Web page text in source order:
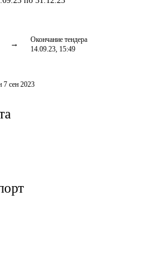
Окончание тендера
14.09.23, 15:49
7 сен 2023